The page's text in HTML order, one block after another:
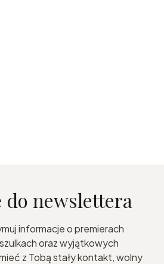
do newslettera
informacje o premierach
oraz wyjątkowych
z Tobą stały kontakt, wolny